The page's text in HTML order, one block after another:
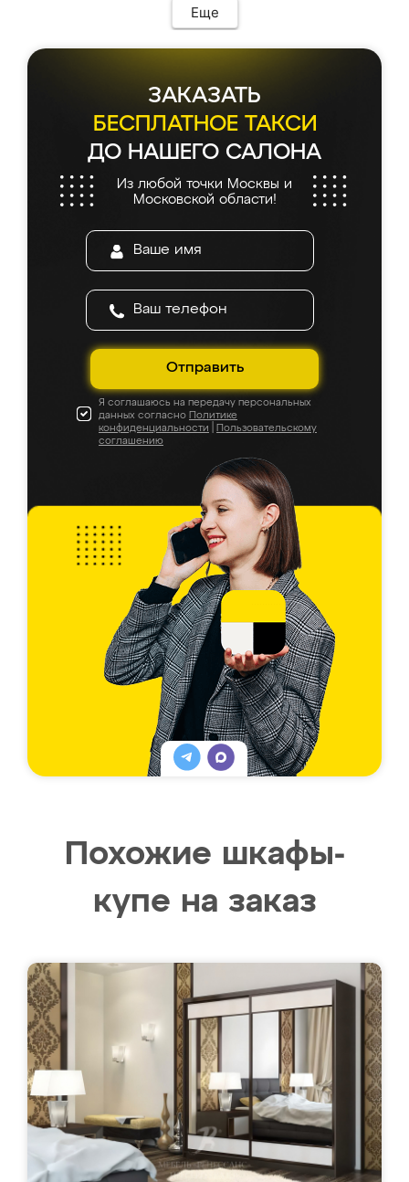
мебель сразу встала на свое место без
каких-либо доработок. Качеством осталась
довольна, все выглядит так, как и ожидала.
Еще
ЗАКАЗАТЬ
БЕСПЛАТНОЕ ТАКСИ
ДО НАШЕГО САЛОНА
Из любой точки Москвы и
Московской области!
Отправить
Я соглашаюсь на передачу персональных
данных согласно Политике
конфиденциальности
Пользовательскому
соглашению
Похожие шкафы-
купе на заказ